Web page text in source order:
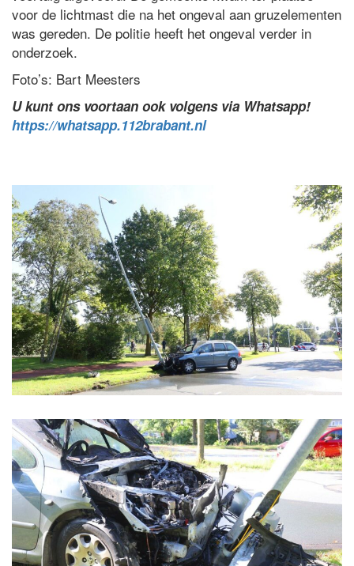
voor de lichtmast die na het ongeval aan gruzelementen
was gereden. De politie heeft het ongeval verder in
onderzoek.
Foto’s: Bart Meesters
U kunt ons voortaan ook volgens via Whatsapp!
https://whatsapp.112brabant.nl